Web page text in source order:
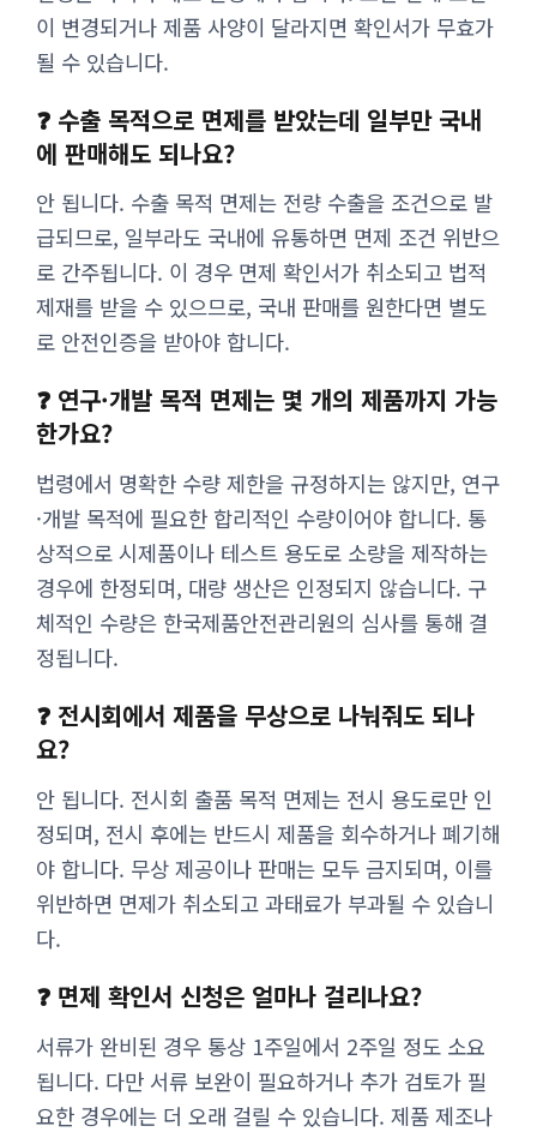
이 변경되거나 제품 사양이 달라지면 확인서가 무효가
될 수 있습니다.
❓ 수출 목적으로 면제를 받았는데 일부만 국내
에 판매해도 되나요?
안 됩니다. 수출 목적 면제는 전량 수출을 조건으로 발
급되므로, 일부라도 국내에 유통하면 면제 조건 위반으
로 간주됩니다. 이 경우 면제 확인서가 취소되고 법적
제재를 받을 수 있으므로, 국내 판매를 원한다면 별도
로 안전인증을 받아야 합니다.
❓ 연구·개발 목적 면제는 몇 개의 제품까지 가능
한가요?
법령에서 명확한 수량 제한을 규정하지는 않지만, 연구
·개발 목적에 필요한 합리적인 수량이어야 합니다. 통
상적으로 시제품이나 테스트 용도로 소량을 제작하는
경우에 한정되며, 대량 생산은 인정되지 않습니다. 구
체적인 수량은 한국제품안전관리원의 심사를 통해 결
정됩니다.
❓ 전시회에서 제품을 무상으로 나눠줘도 되나
요?
안 됩니다. 전시회 출품 목적 면제는 전시 용도로만 인
정되며, 전시 후에는 반드시 제품을 회수하거나 폐기해
야 합니다. 무상 제공이나 판매는 모두 금지되며, 이를
위반하면 면제가 취소되고 과태료가 부과될 수 있습니
다.
❓ 면제 확인서 신청은 얼마나 걸리나요?
서류가 완비된 경우 통상 1주일에서 2주일 정도 소요
됩니다. 다만 서류 보완이 필요하거나 추가 검토가 필
요한 경우에는 더 오래 걸릴 수 있습니다. 제품 제조나